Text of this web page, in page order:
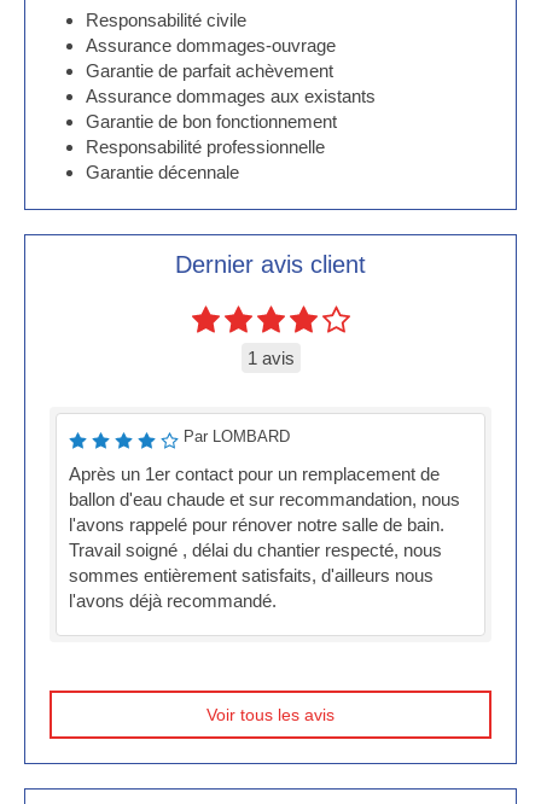
Responsabilité civile
Assurance dommages-ouvrage
Garantie de parfait achèvement
Assurance dommages aux existants
Garantie de bon fonctionnement
Responsabilité professionnelle
Garantie décennale
Dernier avis client
1 avis
Par LOMBARD
Après un 1er contact pour un remplacement de
ballon d'eau chaude et sur recommandation, nous
l'avons rappelé pour rénover notre salle de bain.
Travail soigné , délai du chantier respecté, nous
sommes entièrement satisfaits, d'ailleurs nous
l'avons déjà recommandé.
Voir tous les avis